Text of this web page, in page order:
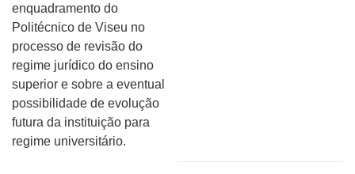
enquadramento do
Politécnico de Viseu no
processo de revisão do
regime jurídico do ensino
superior e sobre a eventual
possibilidade de evolução
futura da instituição para
regime universitário.